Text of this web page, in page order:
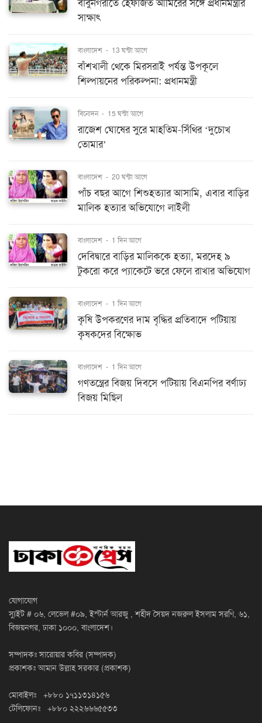
বাবুনগরীতে হেফাজত আমিরের সঙ্গে প্রধানমন্ত্রীর
সাক্ষাৎ
বাংলাদেশ - 13 ঘন্টা আগে
বাঁশখালী থেকে মিরসরাই পর্যন্ত উপকূলে
শিল্পায়নের পরিকল্পনা: প্রধানমন্ত্রী
বিনোদন - 15 ঘন্টা আগে
রাজেশ ঘোষের সুরে মাহতিম-সিঁথির ‘দুচোখ
তোমার’
বাংলাদেশ - 20 ঘন্টা আগে
পাঁচ বছর আগে শিশুহত্যার আসামি, এবার বাড়ির
মালিক হত্যার অভিযোগে লাইলী
বাংলাদেশ - 1 দিন আগে
দেবিদ্বারে বাড়ির মালিককে হত্যা, মরদেহ ৯
টুকরো করে প্যাকেটে ভরে ফেলে রাখার অভিযোগ
বাংলাদেশ - 1 দিন আগে
কৃষি উপকরণের দাম বৃদ্ধির প্রতিবাদে পটিয়ায়
কৃষকদের বিক্ষোভ
বাংলাদেশ - 1 দিন আগে
গণতন্ত্রের বিজয় দিবসে পটিয়ায় বিএনপির বর্ণাঢ্য
বিজয় মিছিল
যোগাযোগ
স্যুইট # ০৬, লেভেল #০৯, ইস্টার্ন আরজু , শহীদ সৈয়দ নজরুল ইসলাম সরণি, ৬১,
বিজয়নগর, ঢাকা ১০০০, বাংলাদেশ।
সম্পাদকঃ সারোয়ার কবির (সম্পাদক)
প্রকাশকঃ আমান উল্লাহ সরকার (প্রকাশক)
মোবাইলঃ +৮৮০ ১৭১১৩১৪১৫৬
টেলিফোনঃ +৮৮০ ২২২৬৬৬৫৫৩৩